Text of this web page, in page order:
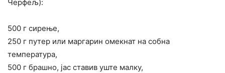
Черфељ):
500 г сирење,
250 г путер или маргарин омекнат на собна
температура,
500 г брашно, јас ставив уште малку,